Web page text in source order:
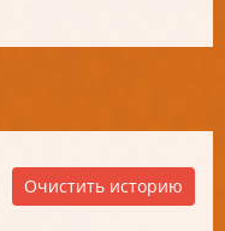
Очистить историю